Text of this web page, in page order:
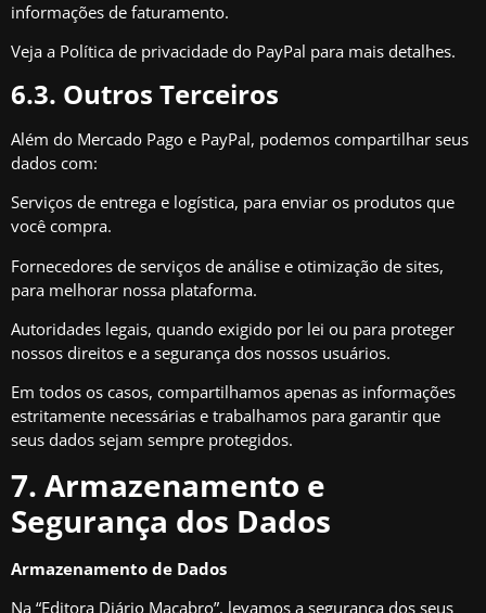
informações de faturamento.
Veja a Política de privacidade do PayPal para mais detalhes.
6.3. Outros Terceiros
Além do Mercado Pago e PayPal, podemos compartilhar seus
dados com:
Serviços de entrega e logística, para enviar os produtos que
você compra.
Fornecedores de serviços de análise e otimização de sites,
para melhorar nossa plataforma.
Autoridades legais, quando exigido por lei ou para proteger
nossos direitos e a segurança dos nossos usuários.
Em todos os casos, compartilhamos apenas as informações
estritamente necessárias e trabalhamos para garantir que
seus dados sejam sempre protegidos.
7. Armazenamento e
Segurança dos Dados
Armazenamento de Dados
Na “Editora Diário Macabro”, levamos a segurança dos seus